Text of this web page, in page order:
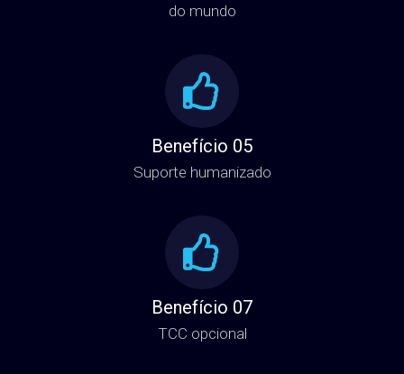
do mundo
Benefício 05
Suporte humanizado
Benefício 07
TCC opcional